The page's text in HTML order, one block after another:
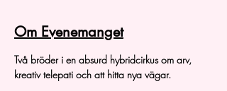
Om Evenemanget
Två bröder i en absurd hybridcirkus om arv,
kreativ telepati och att hitta nya vägar.